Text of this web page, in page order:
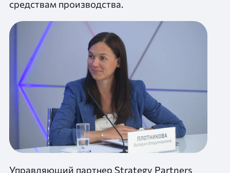
средствам производства.
Управляющий партнер Strategy Partners